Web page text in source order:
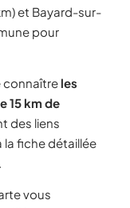
et Bayard-sur-
pour
connaître les
15 km de
des liens
la fiche détaillée
vous